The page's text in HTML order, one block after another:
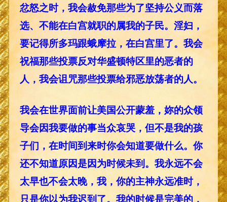
忿怒之时，我会赦免那些为了坚持公义而落
选、不能在白宫就职的属我的子民。淫妇，
要记得所多玛跟蛾摩拉，在白宫里了。我会
祝福那些投票反对华盛顿特区里的恶者的
人，我会诅咒那些投票给邪恶放荡者的人。
我会在世界面前让美国公开蒙羞，妳的众领
导会因我要做的事当众哀哭，但不是我的孩
子们，在时间到来时你会知道要做什么。你
还不知道原因是因为时候未到。我永远不会
太早也不会太晚，我，你的主神永远准时，
只是你以为我迟到了。我的时候是完美的，